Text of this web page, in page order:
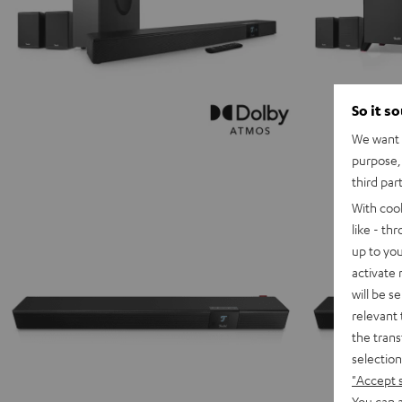
So it
We
third
With
like -
up to
activate
will be
relevant
the
"Accept